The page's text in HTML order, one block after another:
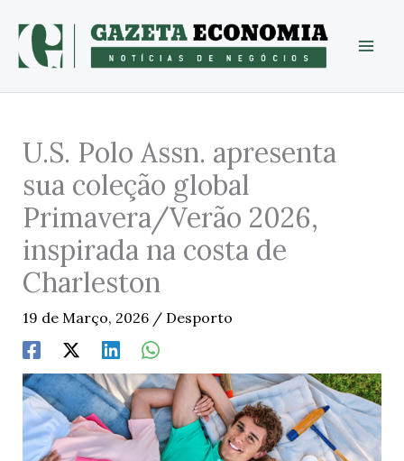
content
U.S. Polo Assn. apresenta
sua coleção global
Primavera/Verão 2026,
inspirada na costa de
Charleston
19 de Março, 2026 / Desporto